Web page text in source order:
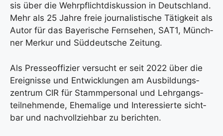
sis über die Wehr­pflicht­dis­kus­si­on in Deutsch­land.
Mehr als 25 Jah­re freie jour­na­lis­ti­sche Tätig­keit als
Autor für das Baye­ri­sche Fern­se­hen, SAT1, Münch­
ner Mer­kur und Süd­deut­sche Zei­tung.
Als Pres­se­of­fi­zier ver­sucht er seit 2022 über die
Ereig­nis­se und Ent­wick­lun­gen am Aus­bil­dungs­
zen­trum CIR für Stamm­per­so­nal und Lehr­gangs­
teil­neh­men­de, Ehe­ma­li­ge und Inter­es­sier­te sicht­
bar und nach­voll­zieh­bar zu berich­ten.